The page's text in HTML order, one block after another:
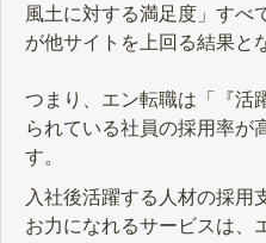
風土に対する満足度」すべ
が他サイトを上回る結果と
つまり、エン転職は「『活
られている社員の採用率が
す。
入社後活躍する人材の採用
お力になれるサービスは、